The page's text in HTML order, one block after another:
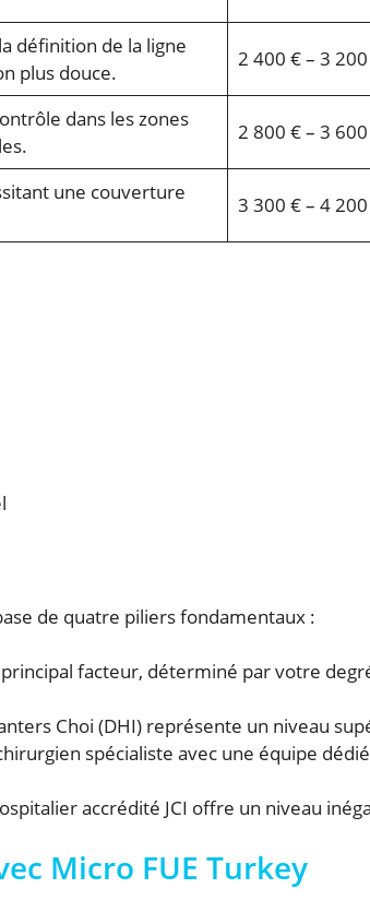
définition de la ligne
plus douce.
2 400 € – 3
dans les zones
2 800 € – 3
une couverture
3 300 € – 4
de quatre piliers fondamentaux :
facteur, déterminé par votre
Choi (DHI) représente un niveau
spécialiste avec une équipe
accrédité JCI offre un niveau
Micro FUE Turkey